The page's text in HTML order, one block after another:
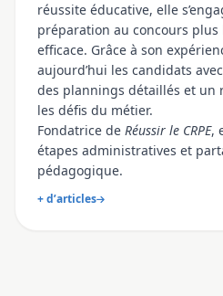
réussite éducative, elle
préparation au concours
efficace. Grâce à son
aujourd’hui les candidats
des plannings détaillés et un
les défis du métier.
Fondatrice de Réussir le CRPE,
étapes administratives et
pédagogique.
+ d’articles